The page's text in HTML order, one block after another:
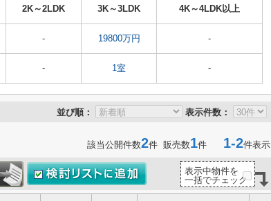
2K～2LDK 3K～3LDK 4K～4LDK以上
- 19800万円 -
- 1室 -
並び順： 表示件数：
該当公開件数2件 販売数1件 1-2件表示
表示中物件を
一括でチェック